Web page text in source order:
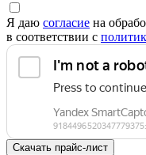
Я даю согласие на
в соответствии с